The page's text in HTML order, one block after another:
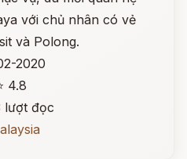
với chủ nhân có vẻ
và Polong.
2020
4.8
lượt đọc